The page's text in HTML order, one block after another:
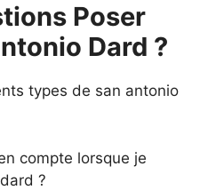
Poser
Dard ?
types de san antonio
compte lorsque je
?